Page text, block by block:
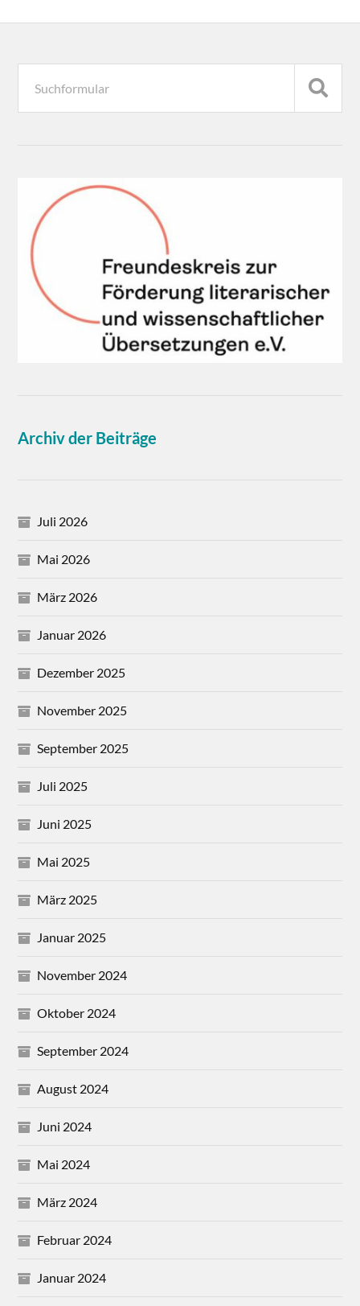
Archiv der Beiträge
Juli 2026
Mai 2026
März 2026
Januar 2026
Dezember 2025
November 2025
September 2025
Juli 2025
Juni 2025
Mai 2025
März 2025
Januar 2025
November 2024
Oktober 2024
September 2024
August 2024
Juni 2024
Mai 2024
März 2024
Februar 2024
Januar 2024